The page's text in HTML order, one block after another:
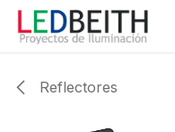
Ir al contenido
Reflectores